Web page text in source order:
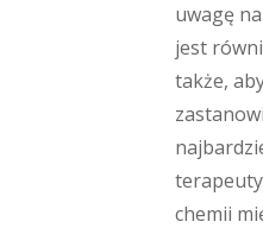
uwagę
jest
także,
chemii